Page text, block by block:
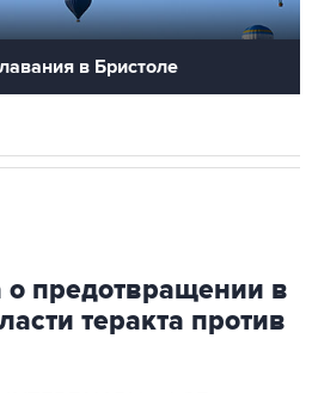
в Бристоле
предотвращении в
теракта против
- ФСБ